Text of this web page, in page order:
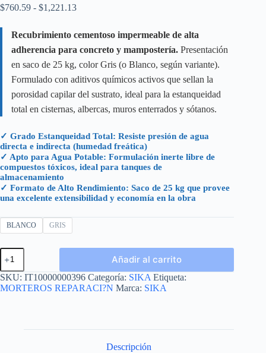
$760.59 - $1,221.13Rango
desde
$760.59
hasta
$1,221.13
Recubrimiento cementoso impermeable de alta
adherencia para concreto y mampostería. Presentación
en saco de 25 kg, color Gris (o Blanco, según variante).
Formulado con aditivos químicos activos que sellan la
porosidad capilar del sustrato, ideal para la estanqueidad
total en cisternas, albercas, muros enterrados y sótanos.
✓ Grado Estanqueidad Total: Resiste presión de agua
directa e indirecta (humedad freática)
✓ Apto para Agua Potable: Formulación inerte libre de
compuestos tóxicos, ideal para tanques de
almacenamiento
✓ Formato de Alto Rendimiento: Saco de 25 kg que provee
una excelente extensibilidad y economía en la obra
BLANCO GRIS
SIKA
101
SACO
25
KG
Añadir al carrito
SKU: IT10000000396 Categoría: SIKA Etiqueta:
MORTEROS REPARACI?N Marca: SIKA
Descripción